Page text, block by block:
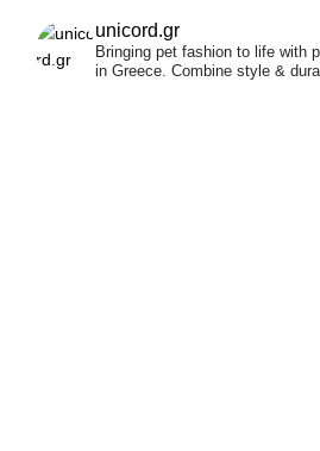
unicord.gr
Bringing pet fashion to life with
in Greece. Combine style &